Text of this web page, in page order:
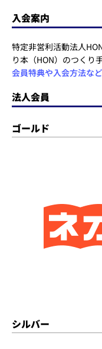
入会案内
特定非営利活動法人
り本（HON）のつくり
会員特典や入会方法な
法人会員
ゴールド
シルバー